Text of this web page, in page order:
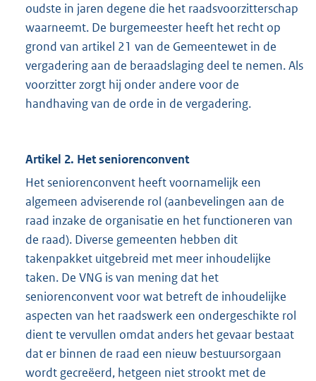
oudste in jaren degene die het raadsvoorzitterschap
waarneemt. De burgemeester heeft het recht op
grond van artikel 21 van de Gemeentewet in de
vergadering aan de beraadslaging deel te nemen. Als
voorzitter zorgt hij onder andere voor de
handhaving van de orde in de vergadering.
Artikel 2. Het seniorenconvent
Het seniorenconvent heeft voornamelijk een
algemeen adviserende rol (aanbevelingen aan de
raad inzake de organisatie en het functioneren van
de raad). Diverse gemeenten hebben dit
takenpakket uitgebreid met meer inhoudelijke
taken. De VNG is van mening dat het
seniorenconvent voor wat betreft de inhoudelijke
aspecten van het raadswerk een ondergeschikte rol
dient te vervullen omdat anders het gevaar bestaat
dat er binnen de raad een nieuw bestuursorgaan
wordt gecreëerd, hetgeen niet strookt met de